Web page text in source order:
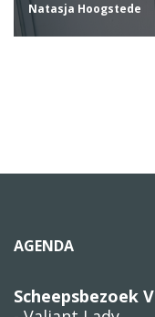
Natasja Hoogstede
AGENDA
Scheepsbezoek